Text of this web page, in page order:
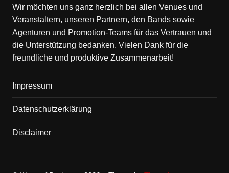
Wir möchten uns ganz herzlich bei allen Venues und
Veranstaltern, unseren Partnern, den Bands sowie
Agenturen und Promotion-Teams für das Vertrauen und
die Unterstützung bedanken. Vielen Dank für die
freundliche und produktive Zusammenarbeit!
Impressum
Datenschutzerklärung
Disclaimer